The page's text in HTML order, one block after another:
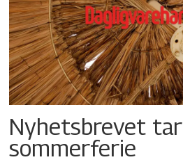
Nyhetsbrevet tar
sommerferie